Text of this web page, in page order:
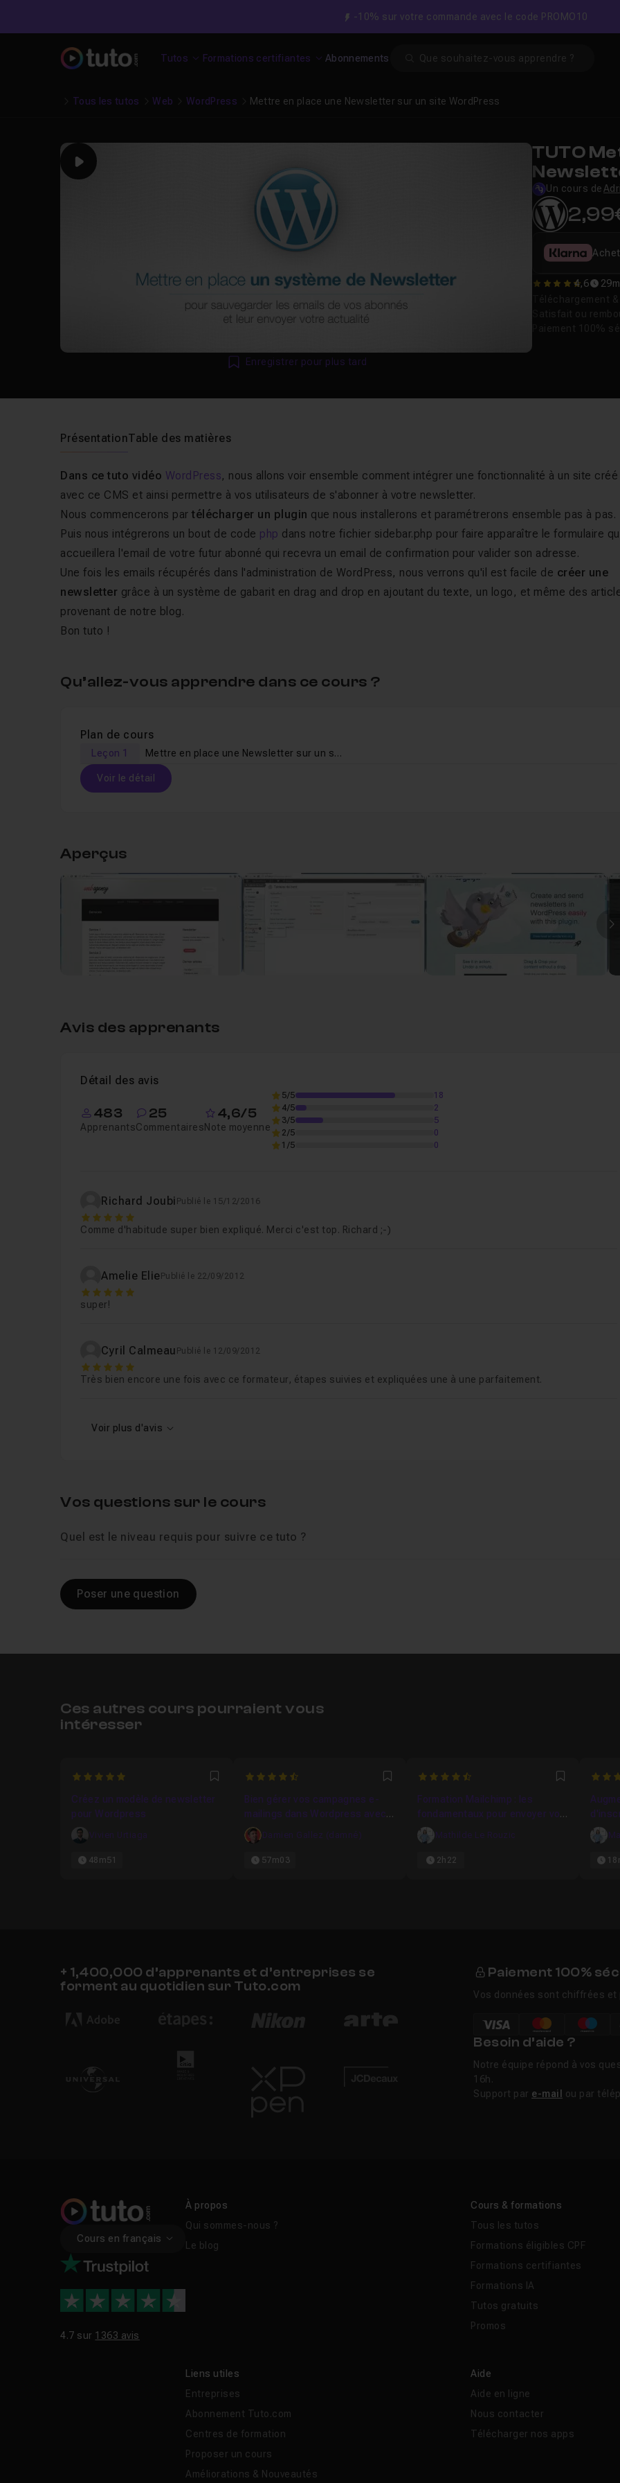
-10% sur votre commande avec le code PROMO10
Tutos Formations certifiantes Abonnements
Tous les tutos Web WordPress Mettre en place une Newsletter sur un site WordPress
Play
Enregistrer pour plus tard
TUTO
Un cours de
4.5714285714286
4,6
PrésentationTable des matières
Dans ce tuto vidéo WordPress, nous allons voir ensemble comment intégrer une fonctionnalité à un site créé
avec ce CMS et ainsi permettre à vos utilisateurs de s'abonner à votre newsletter.
Nous commencerons par télécharger un plugin que nous installerons et paramétrerons ensemble pas à pas.
Puis nous intégrerons un bout de code php dans notre fichier sidebar.php pour faire apparaître le formulaire
accueillera l'email de votre futur abonné qui recevra un email de confirmation pour valider son adresse.
Une fois les emails récupérés dans l'administration de WordPress, nous verrons qu'il est facile de créer une
newsletter grâce à un système de gabarit en drag and drop en ajoutant du texte, un logo, et même des
provenant de notre blog.
Bon tuto !
Qu’allez-vous apprendre dans ce cours ?
Plan de cours
Leçon 1 Mettre en place une Newsletter sur un site WordPress
Voir le détail
Aperçus
Avis des apprenants
Détail des avis
483
Apprenants
25
Commentaires
4,6/5
Note moyenne
5/5
18
4/5
2
3/5
5
2/5
0
1/5
0
Richard Joubi Publié le 15/12/2016
5
Comme d'habitude super bien expliqué. Merci c'est top. Richard ;-)
Amelie Elie Publié le 22/09/2012
5
super!
Cyril Calmeau Publié le 12/09/2012
5
Très bien encore une fois avec ce formateur, étapes suivies et expliquées une à une parfaitement.
Voir plus d'avis
Vos questions sur le cours
Quel est le niveau requis pour suivre ce tuto ?
Poser une question
Ces autres cours pourraient vous
intéresser
5 Favori
Créez un modèle de newsletter
pour Wordpress
Vivien Urtiaga
48m51
4.4 Favori
Bien gérer vos campagnes e-
mailings dans Wordpress avec
Mailjet
Damien Gallez (damné)
57m03
4.4285714285714 Favori
Formation Mailchimp : les
fondamentaux pour envoyer vos
premiers emailings
Mathilde Le Rouzic
2h22
+ 1,400,000 d’apprenants et d’entreprises se
forment au quotidien sur Tuto.com
Paiement 100%
Vos données sont chiffrées
Besoin d’aide ?
Notre équipe répond à vos
16h.
Support par e-mail ou par
Cours en français
4.7 sur 1363 avis
À propos
Qui sommes-nous ?
Le blog
Cours & formations
Tous les tutos
Formations éligibles CPF
Formations certifiantes
Formations IA
Tutos gratuits
Promos
Liens utiles
Entreprises
Abonnement Tuto.com
Centres de formation
Proposer un cours
Améliorations & Nouveautés
Aide
Aide en ligne
Nous contacter
Télécharger nos apps